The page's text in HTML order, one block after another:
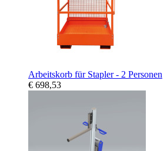
Arbeitskorb für Stapler - 2 Personen
€ 698,53